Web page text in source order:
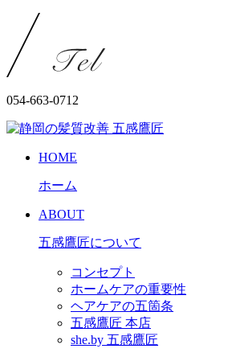
054-663-0712
HOME
ホーム
ABOUT
五感鷹匠について
コンセプト
ホームケアの重要性
ヘアケアの五箇条
五感鷹匠 本店
she.by 五感鷹匠